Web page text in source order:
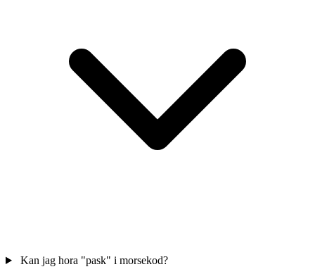
Kan jag hora "pask" i morsekod?